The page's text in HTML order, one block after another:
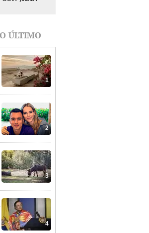
LO ÚLTIMO
1
2
3
4